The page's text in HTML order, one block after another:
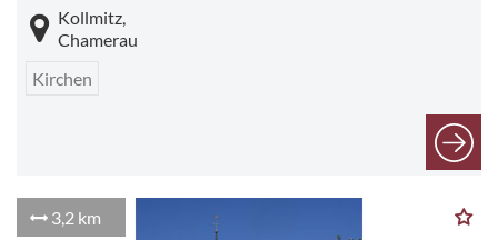
Kollmitz,
Chamerau
Kirchen
3,2 km